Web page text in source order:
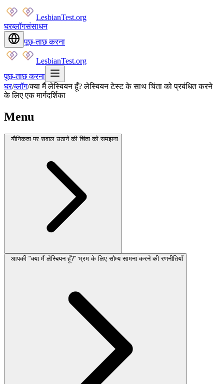
LesbianTest.org
घरब्लॉगसंसाधन
पूछ-ताछ करना
LesbianTest.org
पूछ-ताछ करना
घर/ब्लॉग/क्या मैं लेस्बियन हूँ? लेस्बियन टेस्ट के साथ चिंता को प्रबंधित करने
के लिए एक मार्गदर्शिका
Menu
यौनिकता पर सवाल उठाने की चिंता को समझना
आपकी "क्या मैं लेस्बियन हूँ?" भ्रम के लिए सौम्य सामना करने की रणनीतियाँ